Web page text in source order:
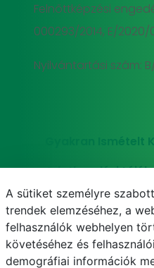
Felnőttképzési
000293/2014, E/
Nyilvántartási szám:
Gyakran Ismételt
Adatkezelési
Süti (cookie)
E-mail
A sütiket személyre
trendek elemzéséhez, a
felhasználók webhelyen
követéséhez és
demográfiai információk